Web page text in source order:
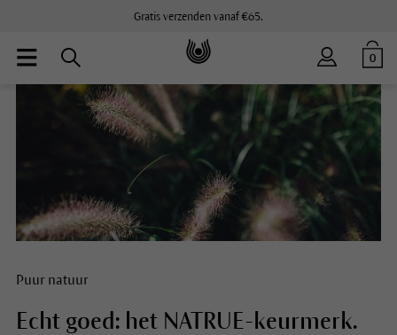
Gratis verzenden vanaf €65.
0
Puur natuur
Echt goed: het NATRUE-keurmerk.